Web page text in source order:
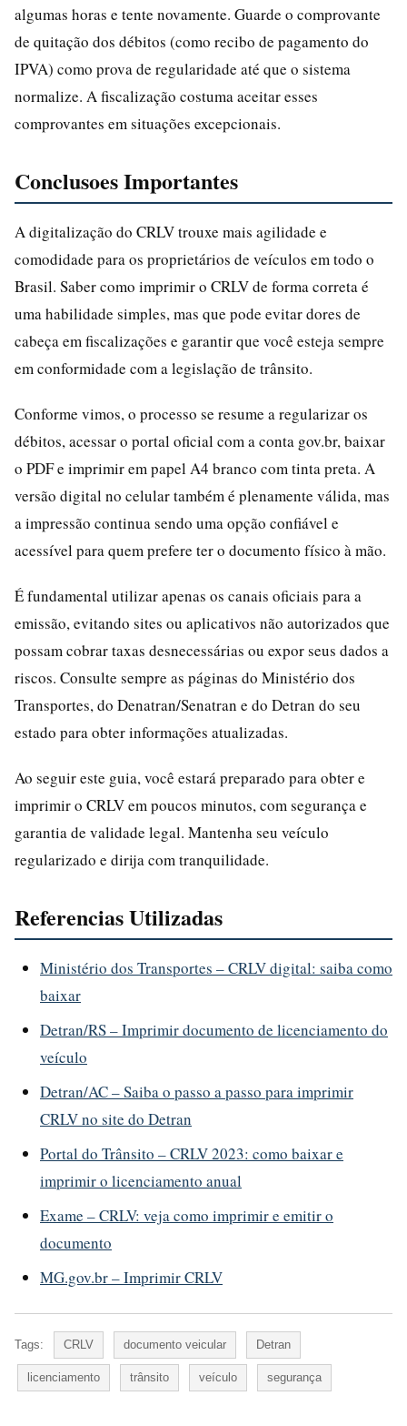
algumas horas e tente novamente. Guarde o comprovante
de quitação dos débitos (como recibo de pagamento do
IPVA) como prova de regularidade até que o sistema
normalize. A fiscalização costuma aceitar esses
comprovantes em situações excepcionais.
Conclusoes Importantes
A digitalização do CRLV trouxe mais agilidade e
comodidade para os proprietários de veículos em todo o
Brasil. Saber como imprimir o CRLV de forma correta é
uma habilidade simples, mas que pode evitar dores de
cabeça em fiscalizações e garantir que você esteja sempre
em conformidade com a legislação de trânsito.
Conforme vimos, o processo se resume a regularizar os
débitos, acessar o portal oficial com a conta gov.br, baixar
o PDF e imprimir em papel A4 branco com tinta preta. A
versão digital no celular também é plenamente válida, mas
a impressão continua sendo uma opção confiável e
acessível para quem prefere ter o documento físico à mão.
É fundamental utilizar apenas os canais oficiais para a
emissão, evitando sites ou aplicativos não autorizados que
possam cobrar taxas desnecessárias ou expor seus dados a
riscos. Consulte sempre as páginas do Ministério dos
Transportes, do Denatran/Senatran e do Detran do seu
estado para obter informações atualizadas.
Ao seguir este guia, você estará preparado para obter e
imprimir o CRLV em poucos minutos, com segurança e
garantia de validade legal. Mantenha seu veículo
regularizado e dirija com tranquilidade.
Referencias Utilizadas
Ministério dos Transportes – CRLV digital: saiba como
baixar
Detran/RS – Imprimir documento de licenciamento do
veículo
Detran/AC – Saiba o passo a passo para imprimir
CRLV no site do Detran
Portal do Trânsito – CRLV 2023: como baixar e
imprimir o licenciamento anual
Exame – CRLV: veja como imprimir e emitir o
documento
MG.gov.br – Imprimir CRLV
Tags: CRLV documento veicular Detran
licenciamento trânsito veículo segurança